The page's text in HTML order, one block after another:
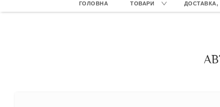
ГОЛОВНА ТОВАРИ ДОСТАВКА,